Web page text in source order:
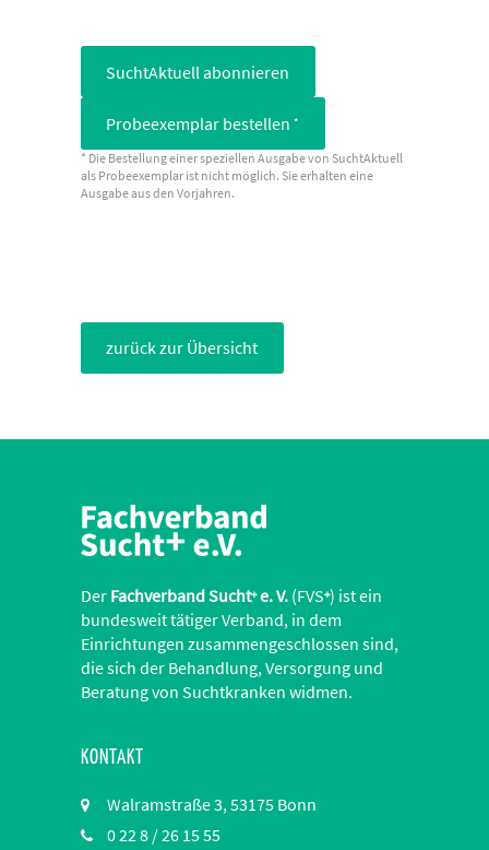
SuchtAktuell abonnieren
Probeexemplar bestellen*
* Die Bestellung einer speziellen Ausgabe von SuchtAktuell
als Probeexemplar ist nicht möglich. Sie erhalten eine
Ausgabe aus den Vorjahren.
zurück zur Übersicht
Der Fachverband Sucht+e. V. (FVS+) ist ein
bundesweit tätiger Verband, in dem
Einrichtungen zusammengeschlossen sind,
die sich der Behandlung, Versorgung und
Beratung von Suchtkranken widmen.
KONTAKT
Walramstraße 3, 53175 Bonn
0 22 8 / 26 15 55